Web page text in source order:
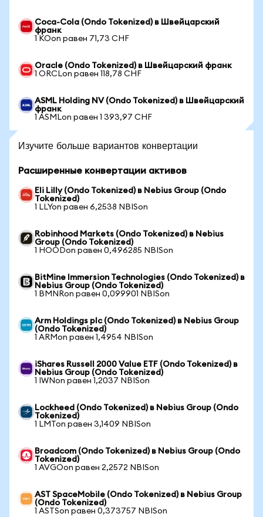
Coca-Cola (Ondo Tokenized) в Швейцарский
франк
1 KOon равен 71,73 CHF
Oracle (Ondo Tokenized) в Швейцарский франк
1 ORCLon равен 118,78 CHF
ASML Holding NV (Ondo Tokenized) в Швейцарский
франк
1 ASMLon равен 1 393,97 CHF
Изучите больше вариантов конвертации
Расширенные конвертации активов
Eli Lilly (Ondo Tokenized) в Nebius Group (Ondo
Tokenized)
1 LLYon равен 6,2538 NBISon
Robinhood Markets (Ondo Tokenized) в Nebius
Group (Ondo Tokenized)
1 HOODon равен 0,496285 NBISon
BitMine Immersion Technologies (Ondo Tokenized) в
Nebius Group (Ondo Tokenized)
1 BMNRon равен 0,099901 NBISon
Arm Holdings plc (Ondo Tokenized) в Nebius Group
(Ondo Tokenized)
1 ARMon равен 1,4954 NBISon
iShares Russell 2000 Value ETF (Ondo Tokenized) в
Nebius Group (Ondo Tokenized)
1 IWNon равен 1,2037 NBISon
Lockheed (Ondo Tokenized) в Nebius Group (Ondo
Tokenized)
1 LMTon равен 3,1409 NBISon
Broadcom (Ondo Tokenized) в Nebius Group (Ondo
Tokenized)
1 AVGOon равен 2,2572 NBISon
AST SpaceMobile (Ondo Tokenized) в Nebius Group
(Ondo Tokenized)
1 ASTSon равен 0,373757 NBISon